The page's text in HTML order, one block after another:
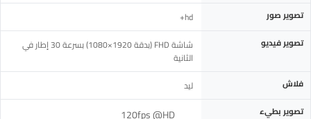
تصوير صور hd+
تصوير فيديو
شاشة FHD (بدقة 1920×1080) بسرعة 30 إطار في
الثانية
فلاش ليد
تصوير بطيء ‎120fps @HD‎